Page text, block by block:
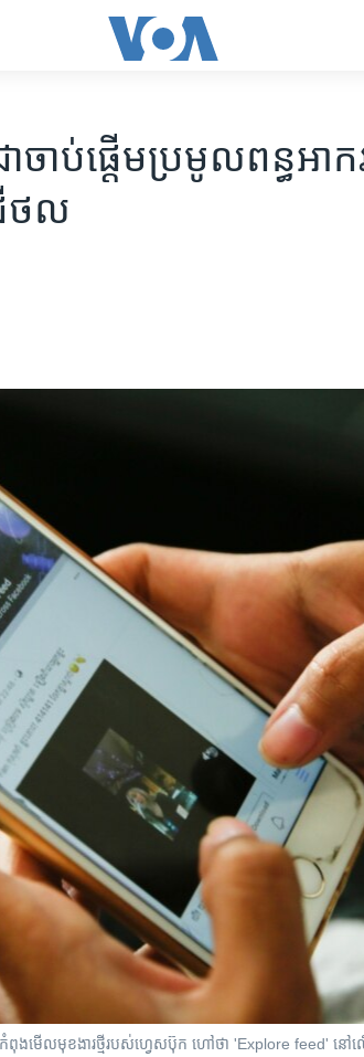
ា​ចាប់​ផ្តើម​ប្រមូល​ពន្ធ​អ
ជីថល​
ពុង​មើល​មុខងារ​ថ្មី​របស់​ហ្វេសប៊ុក​ ​ហៅ​ថា​ 'Explore feed'​ នៅ​